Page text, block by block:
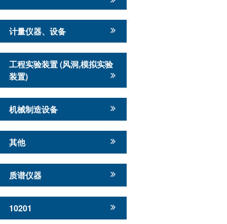
计量仪器、设备
工程实验装置 (风洞,模拟实验
装置)
机械制造设备
其他
质谱仪器
10201